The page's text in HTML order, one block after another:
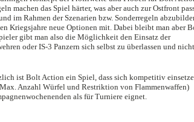
machen das Spiel härter, was aber auch zur Ostfront
im Rahmen der Szenarien bzw. Sonderregeln
Kriegsjahre neue Optionen mit. Dabei bleibt man aber
gibt man also die Möglichkeit den Einsatz der
oder IS-3 Panzern sich selbst zu überlassen und nicht
ist Bolt Action ein Spiel, dass sich kompetitiv
Anzahl Würfel und Restriktion von Flammenwaffen)
als für Turniere eignet.